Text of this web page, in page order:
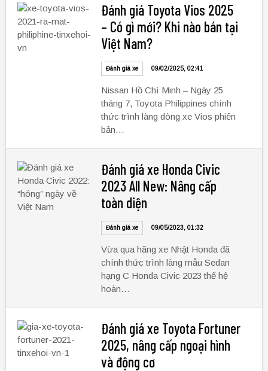
Đánh giá Toyota Vios 2025
– Có gì mới? Khi nào bán tại
Việt Nam?
Đánh giá xe 09/02/2025, 02:41
Nissan Hồ Chí Minh – Ngày 25
tháng 7, Toyota Philippines chính
thức trình làng dòng xe Vios phiên
bản…
Đánh giá xe Honda Civic
2023 All New: Nâng cấp
toàn diện
Đánh giá xe 09/05/2023, 01:32
Vừa qua hãng xe Nhật Honda đã
chính thức trình làng mẫu Sedan
hạng C Honda Civic 2023 thế hệ
hoàn…
Đánh giá xe Toyota Fortuner
2025, nâng cấp ngoại hình
và động cơ